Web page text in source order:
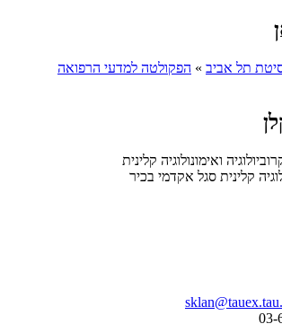
תל אביב » הפקולטה למדעי הרפואה
ואימונולוגיה קלינית
קלינית סגל אקדמי בכיר